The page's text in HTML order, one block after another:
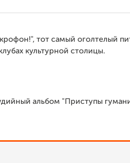
тот самый оголтелый
культурной столицы.
альбом "Приступы